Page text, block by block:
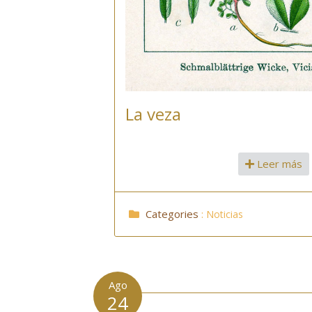
La veza
Leer más
Categories : Noticias
Ago
24